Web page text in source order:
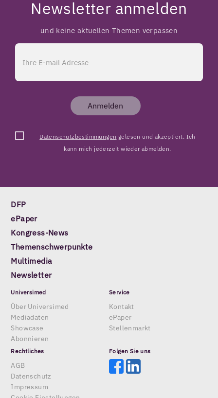
Newsletter anmelden
und keine aktuellen Themen verpassen
Anmelden
Datenschutzbestimmungen gelesen und akzeptiert. Ich
kann mich jederzeit wieder abmelden.
DFP
ePaper
Kongress-News
Themenschwerpunkte
Multimedia
Newsletter
Universimed
Über Universimed
Mediadaten
Showcase
Abonnieren
Service
Kontakt
ePaper
Stellenmarkt
Rechtliches
AGB
Datenschutz
Impressum
Folgen Sie uns